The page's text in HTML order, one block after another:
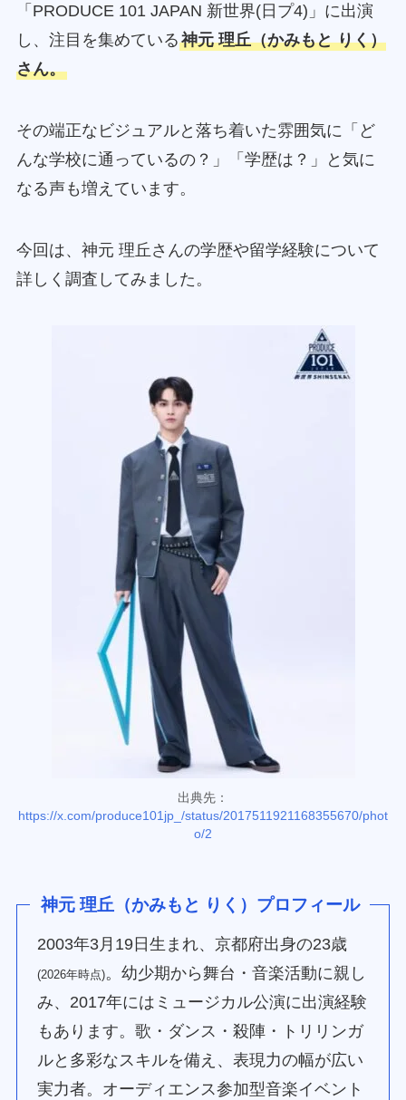
「PRODUCE 101 JAPAN 新世界(日プ4)」に出演
し、注目を集めている神元 理丘（かみもと りく）
さん。
その端正なビジュアルと落ち着いた雰囲気に「ど
んな学校に通っているの？」「学歴は？」と気に
なる声も増えています。
今回は、神元 理丘さんの学歴や留学経験について
詳しく調査してみました。
出典先：
https://x.com/produce101jp_/status/2017511921168355670/phot
o/2
神元 理丘（かみもと りく）プロフィール
2003年3月19日生まれ、京都府出身の23歳
(2026年時点)。幼少期から舞台・音楽活動に親し
み、2017年にはミュージカル公演に出演経験
もあります。歌・ダンス・殺陣・トリリンガ
ルと多彩なスキルを備え、表現力の幅が広い
実力者。オーディエンス参加型音楽イベント